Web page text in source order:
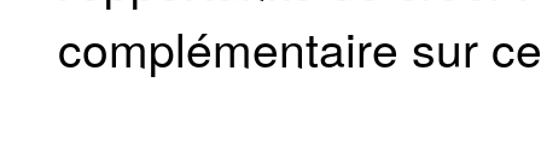
complémentaire sur